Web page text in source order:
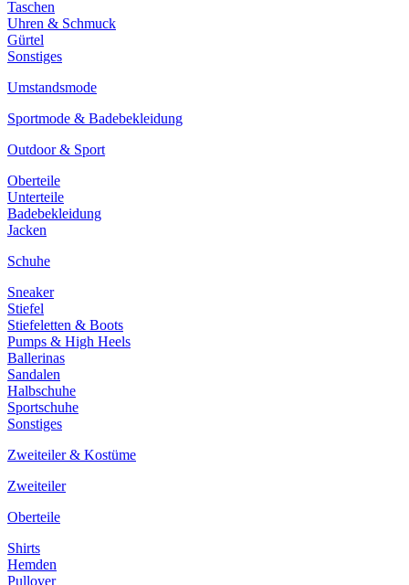
Taschen
Uhren & Schmuck
Gürtel
Sonstiges
Umstandsmode
Sportmode & Badebekleidung
Outdoor & Sport
Oberteile
Unterteile
Badebekleidung
Jacken
Schuhe
Sneaker
Stiefel
Stiefeletten & Boots
Pumps & High Heels
Ballerinas
Sandalen
Halbschuhe
Sportschuhe
Sonstiges
Zweiteiler & Kostüme
Zweiteiler
Oberteile
Shirts
Hemden
Pullover